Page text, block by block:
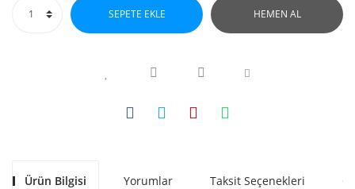
SEPETE EKLE HEMEN AL
Ürün Bilgisi Yorumlar Taksit Seçenekleri